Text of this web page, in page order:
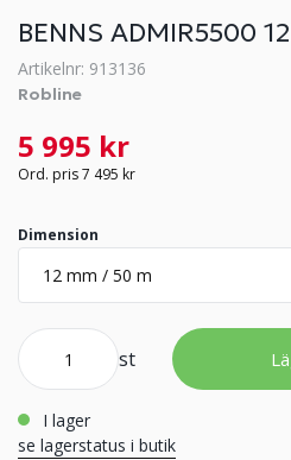
BENNS ADMIR5500
Artikelnr: 913136
Robline
5 995 kr
Ord. pris 7 495 kr
Dimension
st
i lager
se lagerstatus i butik